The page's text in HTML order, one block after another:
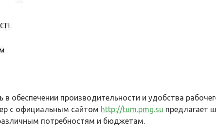
обеспечении производительности и удобства
с официальным сайтом http://tum.pmg.su предлагает
потребностям и бюджетам.